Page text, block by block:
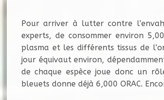
Pour arriver à lutter contre
experts, de consommer environ
plasma et les différents tissus de
jour équivaut environ,
de chaque espèce joue donc un
bleuets donne déjà 6,000 ORAC.